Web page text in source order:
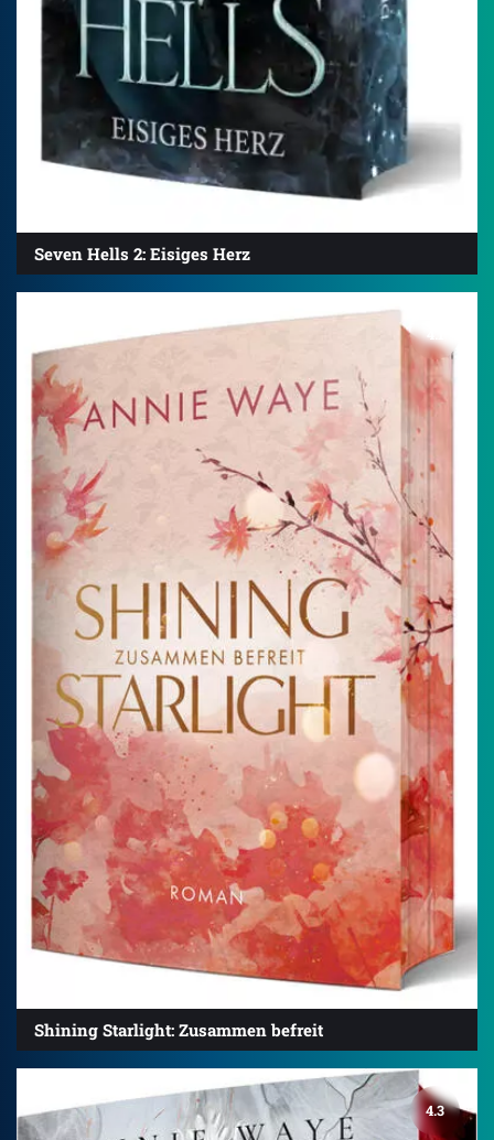
Seven Hells 2: Eisiges Herz
4.1
Shining Starlight: Zusammen befreit
4.3